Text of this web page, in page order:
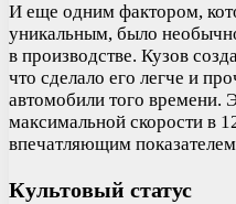
И еще одним фактором,
уникальным, было
в производстве. Кузов
что сделало его легче и
автомобили того времени.
максимальной скорости в
впечатляющим
Культовый статус